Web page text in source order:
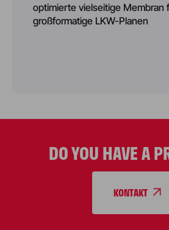
optimierte vielseitige Membran
großformatige LKW-Planen
DO YOU HAVE A
KONTAKT